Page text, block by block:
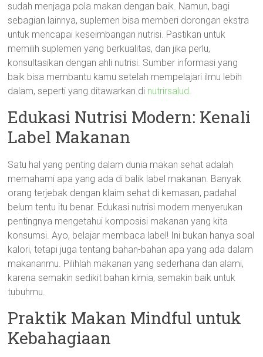
sudah menjaga pola makan dengan baik. Namun, bagi
sebagian lainnya, suplemen bisa memberi dorongan ekstra
untuk mencapai keseimbangan nutrisi. Pastikan untuk
memilih suplemen yang berkualitas, dan jika perlu,
konsultasikan dengan ahli nutrisi. Sumber informasi yang
baik bisa membantu kamu setelah mempelajari ilmu lebih
dalam, seperti yang ditawarkan di nutrirsalud.
Edukasi Nutrisi Modern: Kenali
Label Makanan
Satu hal yang penting dalam dunia makan sehat adalah
memahami apa yang ada di balik label makanan. Banyak
orang terjebak dengan klaim sehat di kemasan, padahal
belum tentu itu benar. Edukasi nutrisi modern menyerukan
pentingnya mengetahui komposisi makanan yang kita
konsumsi. Ayo, belajar membaca label! Ini bukan hanya soal
kalori, tetapi juga tentang bahan-bahan apa yang ada dalam
makananmu. Pilihlah makanan yang sederhana dan alami,
karena semakin sedikit bahan kimia, semakin baik untuk
tubuhmu.
Praktik Makan Mindful untuk
Kebahagiaan